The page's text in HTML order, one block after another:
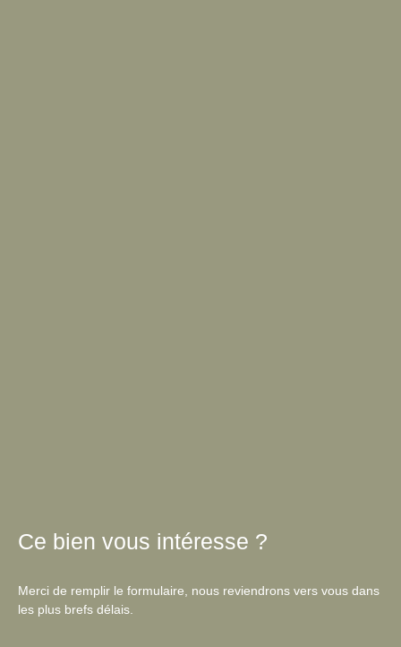
Ce bien vous intéresse ?
Merci de remplir le formulaire, nous reviendrons vers vous dans
les plus brefs délais.